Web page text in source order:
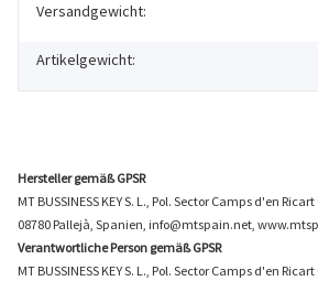
Produkteigenschaft
Wert
Versandgewicht:
Artikelgewicht:
Hersteller gemäß GPSR
MT BUSSINESS KEY S. L., Pol. Sector Camps d'en
08780 Pallejà, Spanien, info@mtspain.net,
Verantwortliche Person gemäß GPSR
MT BUSSINESS KEY S. L., Pol. Sector Camps d'en